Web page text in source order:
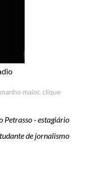
maior, clique
Petrasso - estagiário
de jornalismo